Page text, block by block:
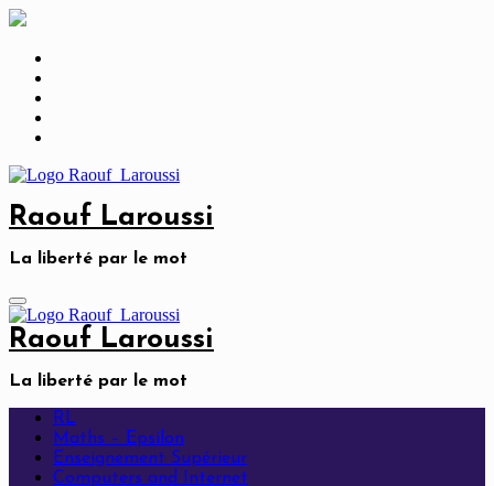
Skip
content
Raouf Laroussi
La liberté par le mot
Raouf Laroussi
La liberté par le mot
RL
Maths – Epsilon
Enseignement Supérieur
Computers and Internet